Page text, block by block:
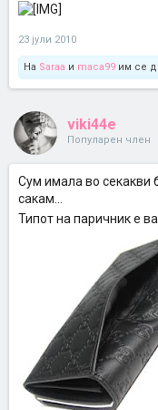
23 јули 2010
На Saraa и maca99 им се
viki44e
Популарен член
Сум имала во секакви
сакам...
Типот на паричник е